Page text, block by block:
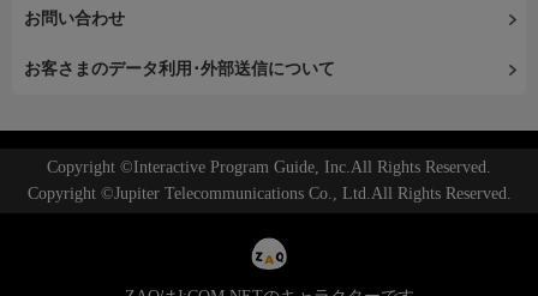
お問い合わせ
お客さまのデータ利用･外部送信について
Copyright ©Interactive Program Guide, Inc.All Rights Reserved.
Copyright ©Jupiter Telecommunications Co., Ltd.All Rights Reserved.